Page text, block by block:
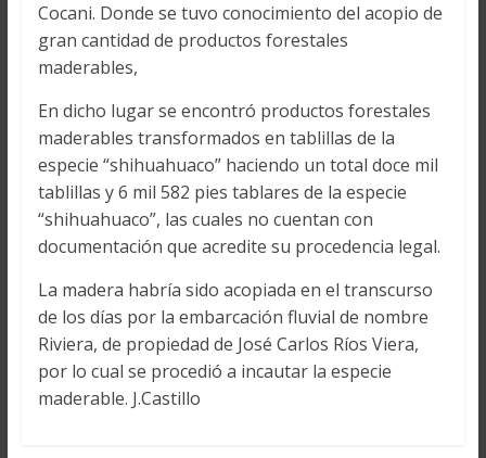
Cocani. Donde se tuvo conocimiento del acopio de
gran cantidad de productos forestales
maderables,
En dicho lugar se encontró productos forestales
maderables transformados en tablillas de la
especie “shihuahuaco” haciendo un total doce mil
tablillas y 6 mil 582 pies tablares de la especie
“shihuahuaco”, las cuales no cuentan con
documentación que acredite su procedencia legal.
La madera habría sido acopiada en el transcurso
de los días por la embarcación fluvial de nombre
Riviera, de propiedad de José Carlos Ríos Viera,
por lo cual se procedió a incautar la especie
maderable. J.Castillo